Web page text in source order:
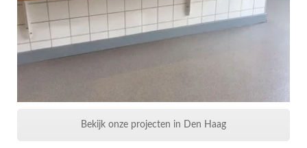
Bekijk onze projecten in Den Haag